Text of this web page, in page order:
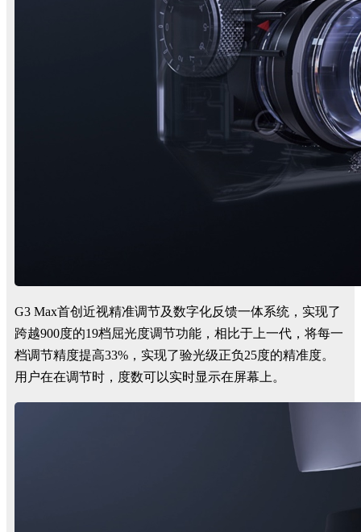
G3 Max首创近视精准调节及数字化反馈一体系统，实现了
跨越900度的19档屈光度调节功能，相比于上一代，将每一
档调节精度提高33%，实现了验光级正负25度的精准度。
用户在在调节时，度数可以实时显示在屏幕上。